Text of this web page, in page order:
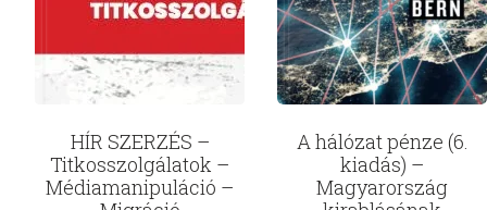
HÍR SZERZÉS –
Titkosszolgálatok –
Médiamanipuláció –
A hálózat pénze (6.
kiadás) –
Magyarország